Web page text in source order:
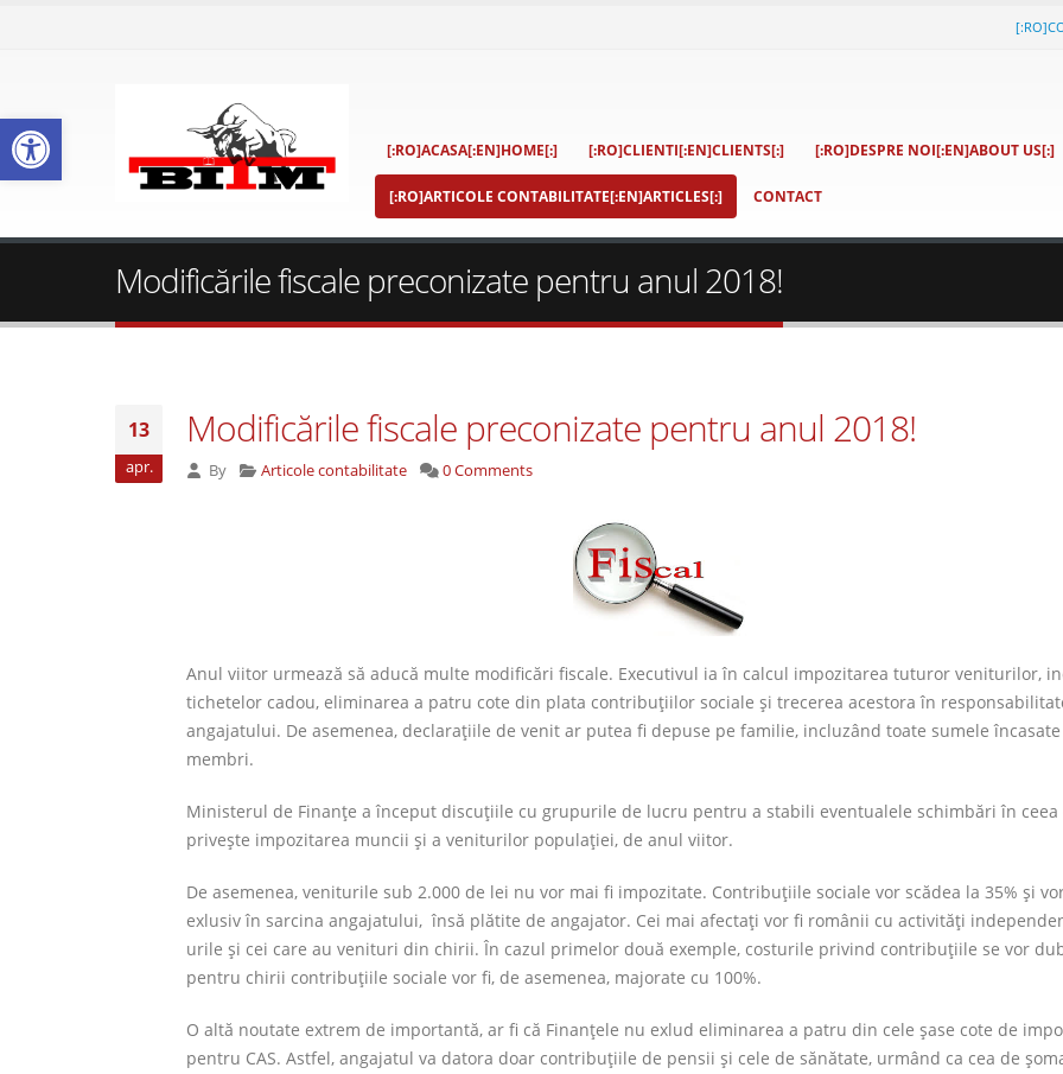
[:RO]ACASA[:EN]HOME[:] [:RO]CLIENTI[:EN]CLIENTS[:] [:RO]DESPRE NOI[:EN]ABOUT US[:]
[:RO]ARTICOLE CONTABILITATE[:EN]ARTICLES[:] CONTACT
Modificările fiscale preconizate pentru anul 2018!
13
apr.
Modificările fiscale preconizate pentru anul 2018!
By Articole contabilitate 0 Comments
Anul viitor urmează să aducă multe modificări fiscale. Executivul ia în calcul impozitarea tuturor veniturilor,
tichetelor cadou, eliminarea a patru cote din plata contribuţiilor sociale şi trecerea acestora în
angajatului. De asemenea, declaraţiile de venit ar putea fi depuse pe familie, incluzând toate sumele
membri.
Ministerul de Finanţe a început discuţiile cu grupurile de lucru pentru a stabili eventualele schimbări în ceea
priveşte impozitarea muncii şi a veniturilor populaţiei, de anul viitor.
De asemenea, veniturile sub 2.000 de lei nu vor mai fi impozitate. Contribuţiile sociale vor scădea la 35% şi
exlusiv în sarcina angajatului, însă plătite de angajator. Cei mai afectaţi vor fi românii cu activităţi
urile şi cei care au venituri din chirii. În cazul primelor două exemple, costurile privind contribuţiile se vor
pentru chirii contribuţiile sociale vor fi, de asemenea, majorate cu 100%.
O altă noutate extrem de importantă, ar fi că Finanţele nu exlud eliminarea a patru din cele şase cote de
pentru CAS. Astfel, angajatul va datora doar contribuţiile de pensii şi cele de sănătate, urmând ca cea de
Deschide bara de unelte